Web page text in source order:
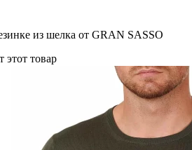
из шелка от GRAN SASSO
этот товар